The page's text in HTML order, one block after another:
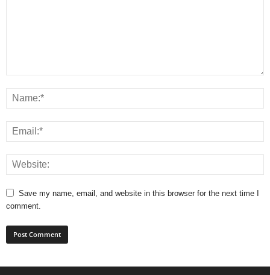
Save my name, email, and website in this browser for the next time I
comment.